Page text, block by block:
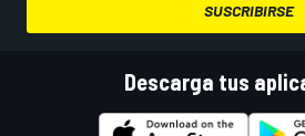
SUSCRIBIRSE
Descarga tus